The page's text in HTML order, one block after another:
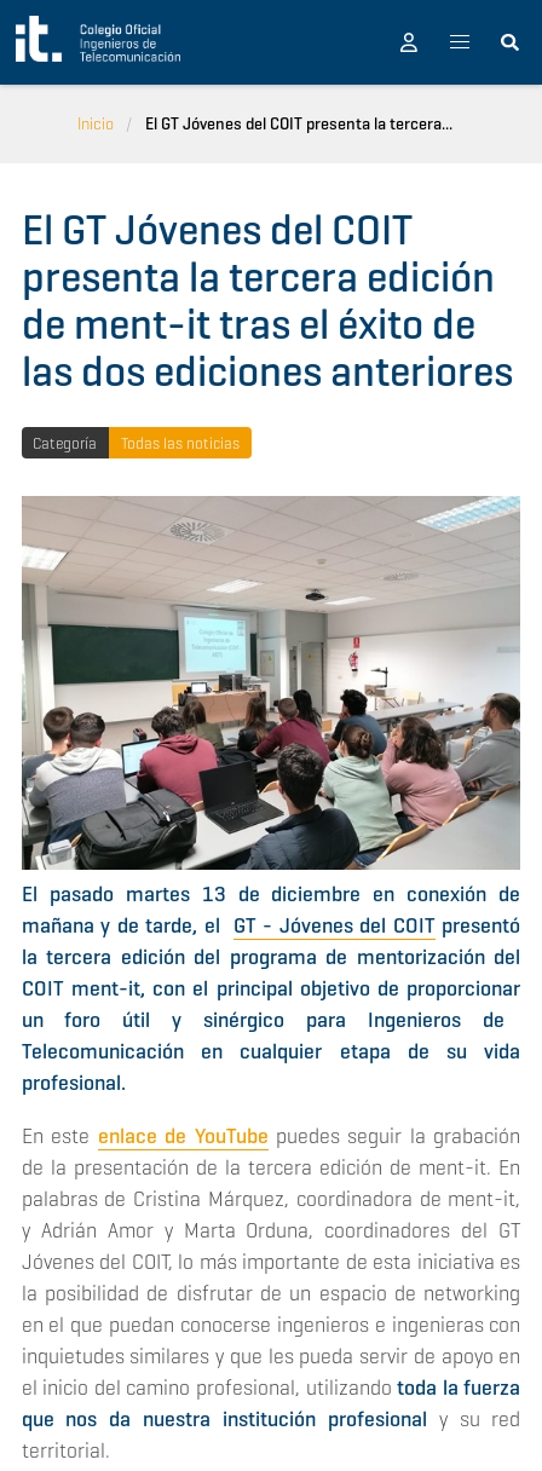
Pasar al contenido principal
Inicio El GT Jóvenes del COIT presenta la tercera...
El GT Jóvenes del COIT
presenta la tercera edición
de ment-it tras el éxito de
las dos ediciones anteriores
Categoría Todas las noticias
El pasado martes 13 de diciembre en conexión de
mañana y de tarde, el GT - Jóvenes del COITpresentó
latercera edición del programa de mentorización del
COIT ment-it, con el principal objetivo de proporcionar
un foro útil y sinérgico para Ingenieros de
Telecomunicación en cualquier etapa de su vida
profesional.
En este enlace de YouTube puedes seguir la grabación
de la presentación de la tercera edición de ment-it. En
palabras de Cristina Márquez, coordinadora de ment-it,
y Adrián Amor y Marta Orduna, coordinadores del GT
Jóvenes del COIT, lo más importante de esta iniciativa es
la posibilidad de disfrutar de un espacio de networking
en el que puedan conocerse ingenieros e ingenieras con
inquietudes similares y que les pueda servir de apoyo en
el inicio del camino profesional, utilizandotoda la fuerza
que nos da nuestra institución profesional y su red
territorial.